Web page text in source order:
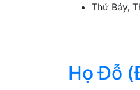
Thứ Bảy,
Họ Đỗ